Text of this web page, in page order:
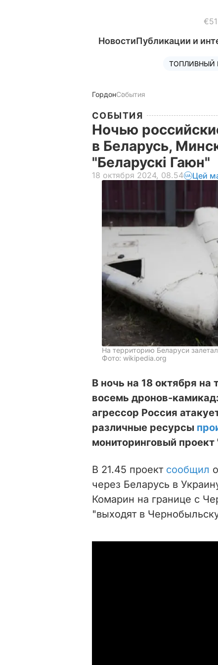
НовостиПубликации и
ТОПЛИВНЫЙ
ГордонСобытия
СОБЫТИЯ
Ночью
в Беларусь,
"Беларускі Гаюн"
18 октября 2024, 08.54 Цей
На территорию Беларуси
Фото: wikipedia.org
В ночь на 18 октября на
восемь дронов-
агрессор Россия
различные ресурсы
мониторинговый проект
В 21.45 проект сообщил
через Беларусь в
Комарин на границе с
"выходят в